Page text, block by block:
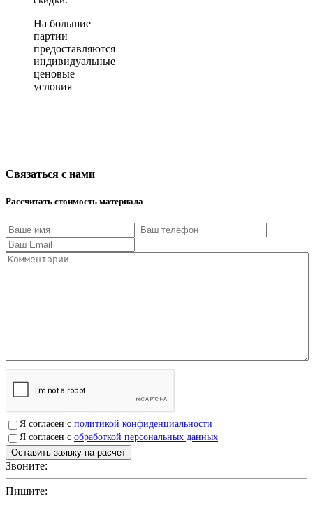
На большие
партии
предоставляются
индивидуальные
ценовые
условия
Связаться с нами
Рассчитать стоимость материала
Я согласен с политикой конфиденциальности
Я согласен с обработкой персональных данных
Звоните:
Пишите: